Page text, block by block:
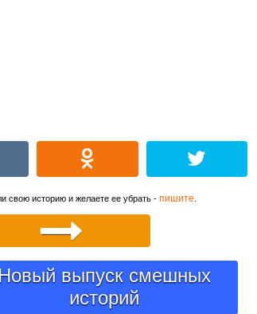
свою историю и желаете ее убрать - пишите
выпуск смешных
историй